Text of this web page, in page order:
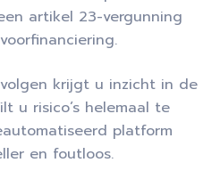
artikel 23-vergunning
krijgt u inzicht in de
u risico’s helemaal te
platform
en foutloos.